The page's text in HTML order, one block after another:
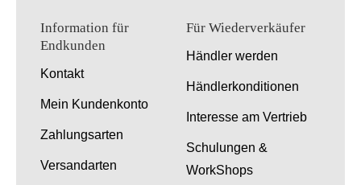
Information für
Endkunden
Kontakt
Mein Kundenkonto
Zahlungsarten
Versandarten
Für Wiederverkäufer
Händler werden
Händlerkonditionen
Interesse am Vertrieb
Schulungen &
WorkShops